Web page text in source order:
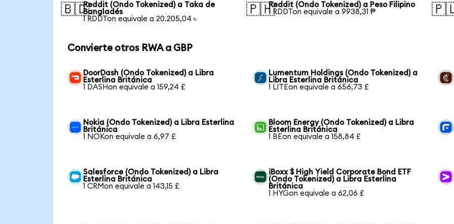
🇧🇩Reddit (Ondo Tokenized) a Taka de
Bangladés
1 RDDTon equivale a 20.205,04 ৳
🇵🇭Reddit (Ondo Tokenized) a Peso Filipino
1 RDDTon equivale a 9938,31 ₱
Convierte otros RWA a GBP
DoorDash (Ondo Tokenized) a Libra
Esterlina Británica
1 DASHon equivale a 159,24 £
Lumentum Holdings (Ondo Tokenized) a
Libra Esterlina Británica
1 LITEon equivale a 656,73 £
Nokia (Ondo Tokenized) a Libra Esterlina
Británica
1 NOKon equivale a 6,97 £
Bloom Energy (Ondo Tokenized) a Libra
Esterlina Británica
1 BEon equivale a 158,84 £
Salesforce (Ondo Tokenized) a Libra
Esterlina Británica
1 CRMon equivale a 143,15 £
iBoxx $ High Yield Corporate Bond ETF
(Ondo Tokenized) a Libra Esterlina
Británica
1 HYGon equivale a 62,06 £